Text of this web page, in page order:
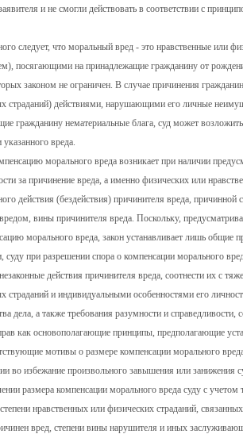
и не смогли действовать в соответствии с
следует, что моральный вред - это нравственные или
посягающими на принадлежащие гражданину от
законом не ограничен. В случае причинения
страданий) действиями, нарушающими его личные
гражданину нематериальные блага, суд может
вреда.
морального вреда возникает при наличии
за причинение вреда, а именно физических или
действия (бездействия) причинителя вреда,
вины причинителя вреда. Поскольку,
морального вреда, закон устанавливает лишь общие
суду при разрешении спора о компенсации морального
действия причинителя вреда, соотнести их с
страданий и индивидуальными особенностями его
дела, а также требования разумности и
как основополагающие принципы, предполагающие
мотивы о размере компенсации морального
во избежание произвольного завышения или занижения
размера компенсации морального вреда суду с учетом
нравственных или физических страданий,
вред, степени вины нарушителя и иных